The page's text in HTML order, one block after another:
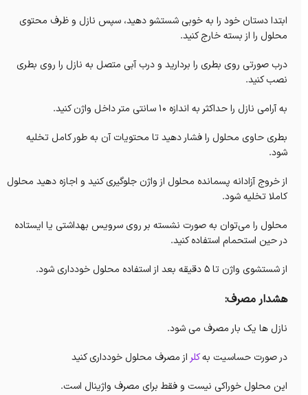
ابتدا دستان خود را به خوبی شستشو دهید، سپس نازل و ظرف محتوی
محلول را از بسته خارج کنید.
درب صورتی روی بطری را بردارید و درب آبی متصل به نازل را روی بطری
نصب کنید.
به آرامی نازل را حداکثر به اندازه 10 سانتی متر داخل واژن کنید.
بطری حاوی محلول را فشار دهید تا محتویات آن به طور کامل تخلیه
شود.
از خروج آزادانه پسمانده محلول از واژن جلوگیری کنید و اجازه دهید محلول
کاملا تخلیه شود.
محلول را می‌توان به صورت نشسته بر روی سرویس بهداشتی یا ایستاده
در حین استحمام استفاده کنید.
از شستشوی واژن تا 5 دقیقه بعد از استفاده محلول خودداری شود.
هشدار مصرف:
نازل ها یک بار مصرف می شود.
در صورت حساسیت بهکلراز مصرف محلول خودداری کنید
این محلول خوراکی نیست و فقط برای مصرف واژینال است.